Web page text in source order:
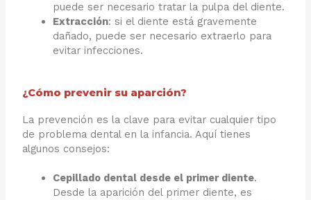
puede ser necesario tratar la pulpa del diente.
Extracción: si el diente está gravemente
dañado, puede ser necesario extraerlo para
evitar infecciones.
¿Cómo prevenir su aparción?
La prevención es la clave para evitar cualquier tipo
de problema dental en la infancia. Aquí tienes
algunos consejos:
Cepillado dental desde el primer diente.
Desde la aparición del primer diente, es